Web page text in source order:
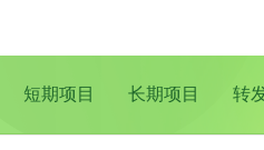
短期项目 长期项目 转